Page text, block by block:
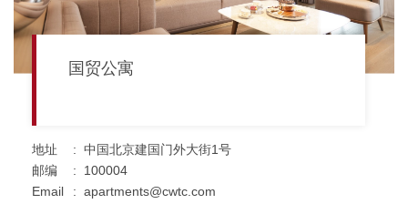
国贸公寓
地址 : 中国北京建国门外大街1号
邮编
:
100004
Email
: apartments@cwtc.com